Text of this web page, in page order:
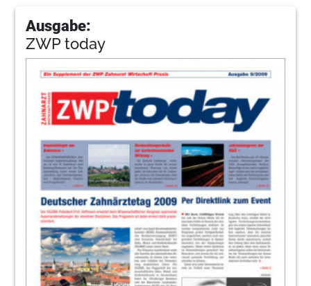
Ausgabe:
ZWP today